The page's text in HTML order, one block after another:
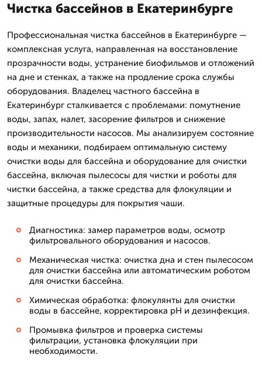
Чистка бассейнов в Екатеринбурге
Профессиональная чистка бассейнов в Екатеринбурге —
комплексная услуга, направленная на восстановление
прозрачности воды, устранение биофильмов и отложений
на дне и стенках, а также на продление срока службы
оборудования. Владелец частного бассейна в
Екатеринбург сталкивается с проблемами: помутнение
воды, запах, налет, засорение фильтров и снижение
производительности насосов. Мы анализируем состояние
воды и механики, подбираем оптимальную систему
очистки воды для бассейна и оборудование для очистки
бассейна, включая пылесосы для чистки и роботы для
чистки бассейна, а также средства для флокуляции и
защитные процедуры для покрытия чаши.
Диагностика: замер параметров воды, осмотр
фильтровального оборудования и насосов.
Механическая чистка: очистка дна и стен пылесосом
для очистки бассейна или автоматическим роботом
для очистки бассейна.
Химическая обработка: флокулянты для очистки
воды в бассейне, корректировка рН и дезинфекция.
Промывка фильтров и проверка системы
фильтрации, установка флокуляции при
необходимости.